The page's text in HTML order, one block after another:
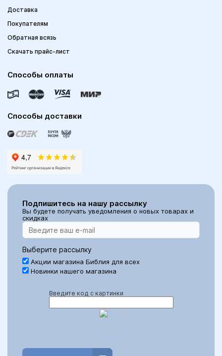
Доставка
Покупателям
Обратная всязь
Скачать прайс-лист
Способы оплаты
Способы доставки
Подпишитесь на нашу рассылку
Вы будете получать уведомления о новых товарах и
скидках
Выберите рассылку
Акции магазина Библия для всех
Новинки нашего магазина
Введите код с картинки